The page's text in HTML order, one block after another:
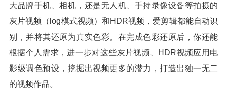
大品牌手机、相机，还是无人机、手持录像设备等拍摄的
灰片视频（log模式视频）和HDR视频，爱剪辑都能自动识
别，并将其还原为真实色彩。在完成色彩还原后，你还能
根据个人需求，进一步对这些灰片视频、HDR视频应用电
影级调色预设，挖掘出视频更多的潜力，打造出独一无二
的视频作品。